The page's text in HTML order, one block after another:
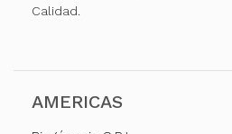
Calidad.
AMERICAS